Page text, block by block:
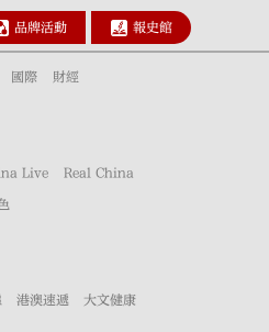
品牌活動 報史館
國際 財經
Live Real China
港澳速遞 大文健康